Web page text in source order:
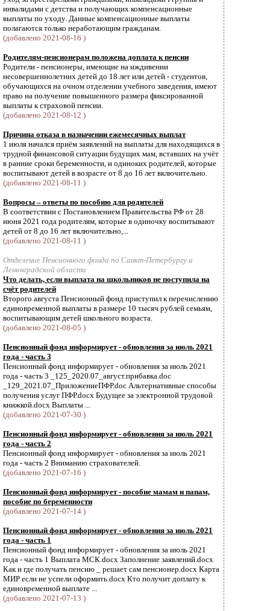
инвалидами с детства и получающих компенсационные
выплаты по уходу. Данные компенсационные выплаты
полагаются только неработающим гражданам.
(добавлено 2021-08-16 )
Родителям-пенсионерам положена доплата к пенсии
Родители - пенсионеры, имеющие на иждивении
несовершеннолетних детей до 18 лет или детей - студентов,
обучающихся на очном отделении учебного заведения, имеют
право на получение повышенного размера фиксированной
выплаты к страховой пенсии.
(добавлено 2021-08-12 )
Причина отказа в назначении ежемесячных выплат
1 июля начался приём заявлений на выплаты для находящихся в
трудной финансовой ситуации будущих мам, вставших на учёт
в ранние сроки беременности, и одиноких родителей, которые
воспитывают детей в возрасте от 8 до 16 лет включительно.
(добавлено 2021-08-11 )
Вопросы – ответы по пособию для родителей
В соответствии с Постановлением Правительства РФ от 28
июня 2021 года родителям, которые в одиночку воспитывают
детей от 8 до 16 лет включительно,...
(добавлено 2021-08-11 )
Отделение Пенсионного фонда по Санкт-Петербургу и
Ленинградской области
Что делать, если выплата на школьников не поступила на
счёт родителей
Второго августа Пенсионный фонд приступил к перечислению
единовременной выплаты в размере 10 тысяч рублей семьям,
воспитывающим детей школьного возраста.
(добавлено 2021-08-05 )
Пенсионный фонд информирует - обновления за июль 2021
года - часть 3
Пенсионный фонд информирует - обновления за июль 2021
года - часть 3 _125_2020.07_август.прибавка.doc
_129_2021.07_ПриложениеПФР.doc Альтернативные способы
получения услуг ПФР.docx Будущее за электронной трудовой
книжкой.docx Выплаты ...
(добавлено 2021-07-30 )
Пенсионный фонд информирует - обновления за июль 2021
года - часть 2
Пенсионный фонд информирует - обновления за июль 2021
года - часть 2 Вниманию страхователей.
(добавлено 2021-07-16 )
Пенсионный фонд информирует - пособие мамам и папам,
пособие по беременности
(добавлено 2021-07-14 )
Пенсионный фонд информирует - обновления за июль 2021
года - часть 1
Пенсионный фонд информирует - обновления за июль 2021
года - часть 1 Выплата МСК.docx Заполнение заявлений.docx
Как и где получать пенсию _ решает сам пенсионер.docx Карта
МИР если не успели оформить.docx Кто получит доплату к
единовременной выплате ...
(добавлено 2021-07-13 )